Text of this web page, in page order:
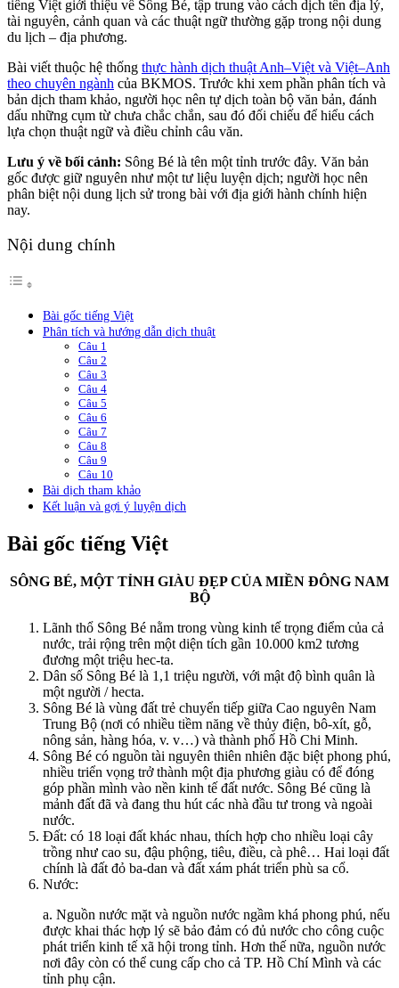
tiếng Việt giới thiệu về Sông Bé, tập trung vào cách dịch tên địa lý,
tài nguyên, cảnh quan và các thuật ngữ thường gặp trong nội dung
du lịch – địa phương.
Bài viết thuộc hệ thống thực hành dịch thuật Anh–Việt và Việt–Anh
theo chuyên ngành của BKMOS. Trước khi xem phần phân tích và
bản dịch tham khảo, người học nên tự dịch toàn bộ văn bản, đánh
dấu những cụm từ chưa chắc chắn, sau đó đối chiếu để hiểu cách
lựa chọn thuật ngữ và điều chỉnh câu văn.
Lưu ý về bối cảnh: Sông Bé là tên một tỉnh trước đây. Văn bản
gốc được giữ nguyên như một tư liệu luyện dịch; người học nên
phân biệt nội dung lịch sử trong bài với địa giới hành chính hiện
nay.
Nội dung chính
Bài gốc tiếng Việt
Phân tích và hướng dẫn dịch thuật
Câu 1
Câu 2
Câu 3
Câu 4
Câu 5
Câu 6
Câu 7
Câu 8
Câu 9
Câu 10
Bài dịch tham khảo
Kết luận và gợi ý luyện dịch
Bài gốc tiếng Việt
SÔNG BÉ, MỘT TỈNH GIÀU ĐẸP CỦA MIỀN ĐÔNG NAM
BỘ
Lãnh thổ Sông Bé nằm trong vùng kinh tế trọng điểm của cả
nước, trải rộng trên một diện tích gần 10.000 km2 tương
đương một triệu hec-ta.
Dân số Sông Bé là 1,1 triệu người, với mật độ bình quân là
một người / hecta.
Sông Bé là vùng đất trẻ chuyển tiếp giữa Cao nguyên Nam
Trung Bộ (nơi có nhiều tiềm năng về thủy điện, bô-xít, gỗ,
nông sản, hàng hóa, v. v…) và thành phố Hồ Chi Minh.
Sông Bé có nguồn tài nguyên thiên nhiên đặc biệt phong phú,
nhiều triển vọng trở thành một địa phương giàu có để đóng
góp phần mình vào nền kinh tế đất nước. Sông Bé cũng là
mảnh đất đã và đang thu hút các nhà đầu tư trong và ngoài
nước.
Đất: có 18 loại đất khác nhau, thích hợp cho nhiều loại cây
trồng như cao su, đậu phộng, tiêu, điều, cà phê… Hai loại đất
chính là đất đỏ ba-dan và đất xám phát triển phù sa cổ.
Nước:
a. Nguồn nước mặt và nguồn nước ngầm khá phong phú, nếu
được khai thác hợp lý sẽ bảo đảm có đủ nước cho công cuộc
phát triển kinh tế xã hội trong tỉnh. Hơn thế nữa, nguồn nước
nơi đây còn có thể cung cấp cho cả TP. Hồ Chí Mình và các
tỉnh phụ cận.